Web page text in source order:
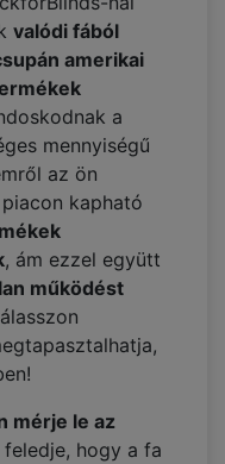
valódi fából
amerikai
a
mennyiségű
az ön
kapható
, ám ezzel együtt
működést
mérje le az
feledje, hogy a fa